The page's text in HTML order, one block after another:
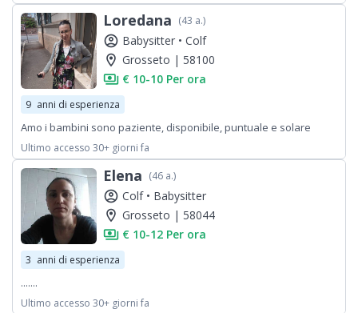
Loredana (43 a.)
account_circle Babysitter • Colf
location_on Grosseto | 58100
payments € 10-10 Per ora
9 anni di esperienza
Amo i bambini sono paziente, disponibile, puntuale e solare
Ultimo accesso 30+ giorni fa
Elena (46 a.)
account_circle Colf • Babysitter
location_on Grosseto | 58044
payments € 10-12 Per ora
3 anni di esperienza
.......
Ultimo accesso 30+ giorni fa